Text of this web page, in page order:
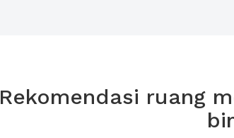
Rekomendasi ruang